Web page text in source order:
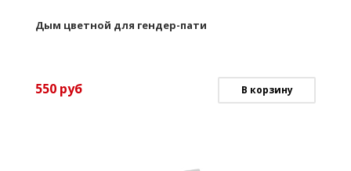
Дым цветной для гендер-пати
550 руб В корзину